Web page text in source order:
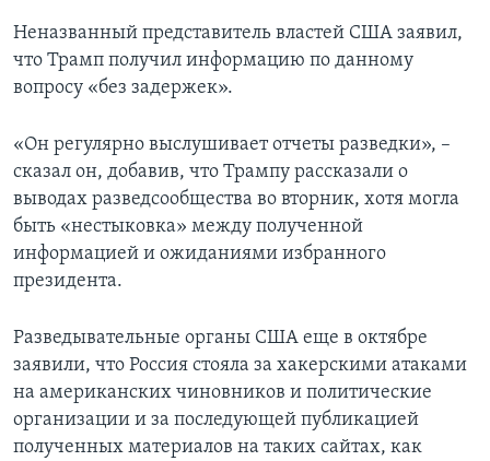
Неназванный представитель властей США заявил,
что Трамп получил информацию по данному
вопросу «без задержек».
«Он регулярно выслушивает отчеты разведки», –
сказал он, добавив, что Трампу рассказали о
выводах разведсообщества во вторник, хотя могла
быть «нестыковка» между полученной
информацией и ожиданиями избранного
президента.
Разведывательные органы США еще в октябре
заявили, что Россия стояла за хакерскими атаками
на американских чиновников и политические
организации и за последующей публикацией
полученных материалов на таких сайтах, как